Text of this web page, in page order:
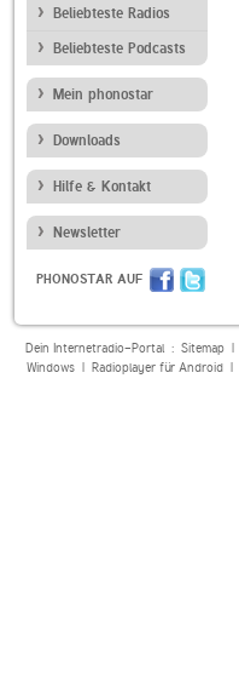
Beliebteste Radios
Beliebteste Podcasts
Mein phonostar
Downloads
Hilfe & Kontakt
Newsletter
PHONOSTAR AUF
Dein Internetradio-Portal : Sitemap|
Windows| Radioplayer für Android|